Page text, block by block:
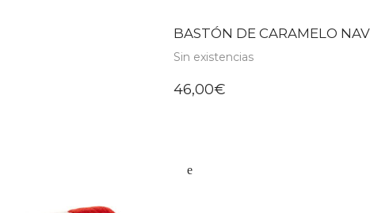
BASTÓN DE CARAMELO
Sin existencias
46,00€